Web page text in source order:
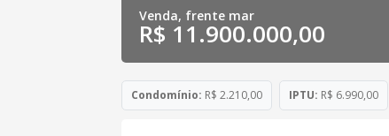
Venda, frente mar
R$ 11.900.000,00
Condomínio: R$ 2.210,00 IPTU: R$ 6.990,00